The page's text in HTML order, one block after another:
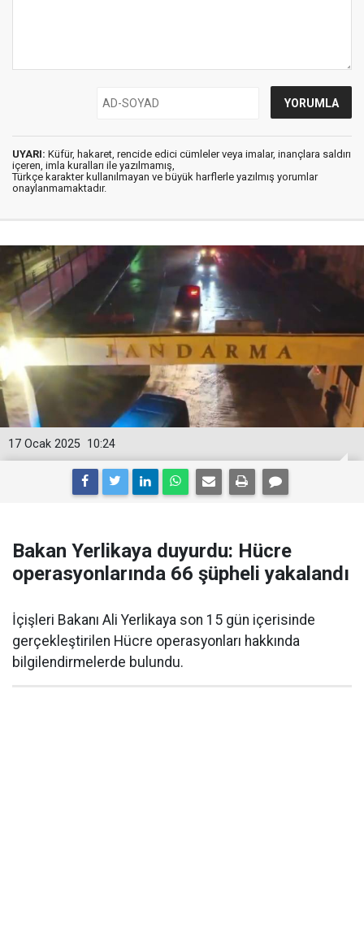
UYARI: Küfür, hakaret, rencide edici cümleler veya imalar, inançlara saldırı
içeren, imla kuralları ile yazılmamış,
Türkçe karakter kullanılmayan ve büyük harflerle yazılmış yorumlar
onaylanmamaktadır.
10:24
17 Ocak 2025
Bakan Yerlikaya duyurdu: Hücre
operasyonlarında 66 şüpheli yakalandı
İçişleri Bakanı Ali Yerlikaya son 15 gün içerisinde
gerçekleştirilen Hücre operasyonları hakkında
bilgilendirmelerde bulundu.